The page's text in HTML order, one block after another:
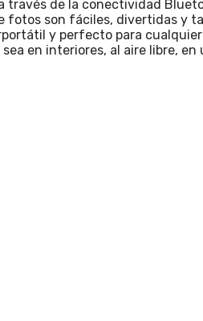
de la conectividad
fotos son fáciles, divertidas y
y perfecto para
en interiores, al aire libre, en